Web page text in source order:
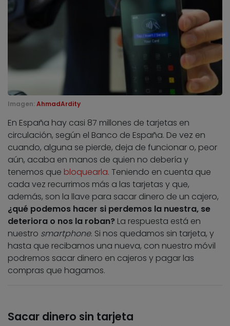
Imagen: AhmadArdity
En España hay casi 87 millones de tarjetas en
circulación, según el Banco de España. De vez en
cuando, alguna se pierde, deja de funcionar o, peor
aún, acaba en manos de quien no debería y
tenemos que bloquearla. Teniendo en cuenta que
cada vez recurrimos más a las tarjetas y que,
además, son la llave para sacar dinero de un cajero,
¿qué podemos hacer si perdemos la nuestra, se
deteriora o nos la roban? La respuesta está en
nuestro smartphone. Si nos quedamos sin tarjeta, y
hasta que recibamos una nueva, con nuestro móvil
podremos sacar dinero en cajeros y pagar las
compras que hagamos.
Sacar dinero sin tarjeta